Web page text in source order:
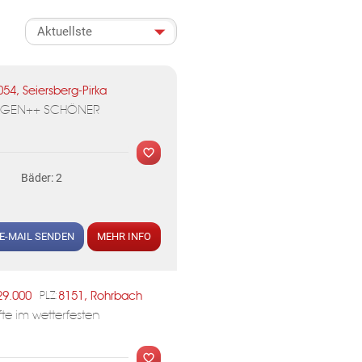
über die Verarbeitung
Seiersberg-Pirka
SCHÖNER
Bäder: 2
MAIL SENDEN MEHR INFO
PLZ:8151, Rohrbach
im wetterfesten